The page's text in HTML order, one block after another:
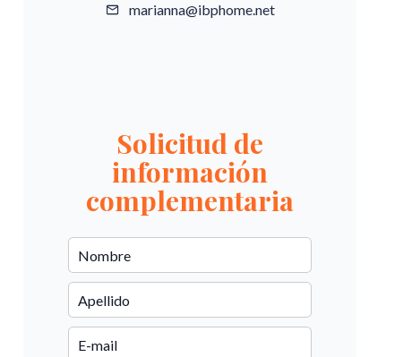
marianna@ibphome.net
Solicitud de
información
complementaria